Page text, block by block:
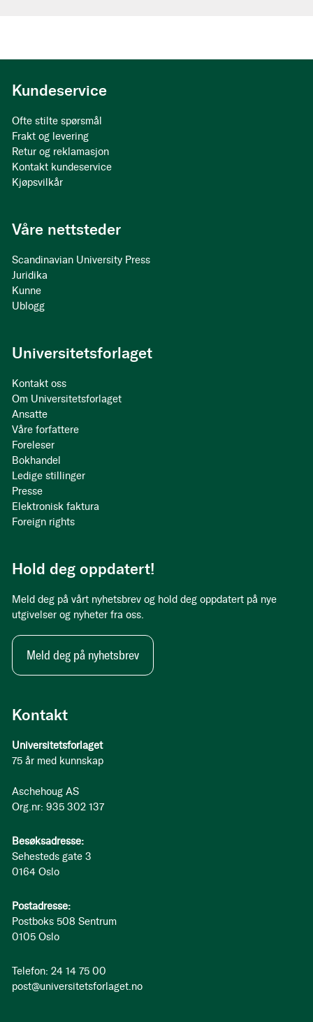
Kontakt
Universitetsforlaget
75 år med kunnskap
Aschehoug AS
Org.nr: 935 302 137
Besøksadresse:
Sehesteds gate 3
0164 Oslo
Postadresse:
Postboks 508 Sentrum
0105 Oslo
Telefon: 24 14 75 00
post@universitetsforlaget.no
Kundeservice
Ofte stilte spørsmål
Frakt og levering
Retur og reklamasjon
Kontakt kundeservice
Kjøpsvilkår
Våre nettsteder
Scandinavian University Press
Juridika
Kunne
Ublogg
Universitetsforlaget
Kontakt oss
Om Universitetsforlaget
Ansatte
Våre forfattere
Foreleser
Bokhandel
Ledige stillinger
Presse
Elektronisk faktura
Foreign rights
Hold deg oppdatert!
Meld deg på vårt nyhetsbrev og hold deg oppdatert på nye
utgivelser og nyheter fra oss.
Meld deg på nyhetsbrev